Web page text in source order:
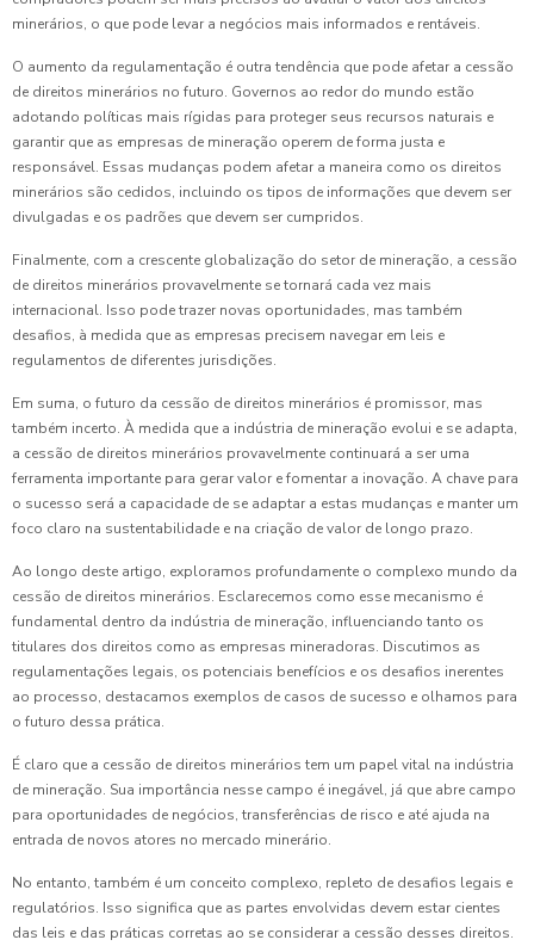
minerários, o que pode levar a negócios mais informados e rentáveis.
O aumento da regulamentação é outra tendência que pode afetar a cessão
de direitos minerários no futuro. Governos ao redor do mundo estão
adotando políticas mais rígidas para proteger seus recursos naturais e
garantir que as empresas de mineração operem de forma justa e
responsável. Essas mudanças podem afetar a maneira como os direitos
minerários são cedidos, incluindo os tipos de informações que devem ser
divulgadas e os padrões que devem ser cumpridos.
Finalmente, com a crescente globalização do setor de mineração, a cessão
de direitos minerários provavelmente se tornará cada vez mais
internacional. Isso pode trazer novas oportunidades, mas também
desafios, à medida que as empresas precisem navegar em leis e
regulamentos de diferentes jurisdições.
Em suma, o futuro da cessão de direitos minerários é promissor, mas
também incerto. À medida que a indústria de mineração evolui e se adapta,
a cessão de direitos minerários provavelmente continuará a ser uma
ferramenta importante para gerar valor e fomentar a inovação. A chave para
o sucesso será a capacidade de se adaptar a estas mudanças e manter um
foco claro na sustentabilidade e na criação de valor de longo prazo.
Ao longo deste artigo, exploramos profundamente o complexo mundo da
cessão de direitos minerários. Esclarecemos como esse mecanismo é
fundamental dentro da indústria de mineração, influenciando tanto os
titulares dos direitos como as empresas mineradoras. Discutimos as
regulamentações legais, os potenciais benefícios e os desafios inerentes
ao processo, destacamos exemplos de casos de sucesso e olhamos para
o futuro dessa prática.
É claro que a cessão de direitos minerários tem um papel vital na indústria
de mineração. Sua importância nesse campo é inegável, já que abre campo
para oportunidades de negócios, transferências de risco e até ajuda na
entrada de novos atores no mercado minerário.
No entanto, também é um conceito complexo, repleto de desafios legais e
regulatórios. Isso significa que as partes envolvidas devem estar cientes
das leis e das práticas corretas ao se considerar a cessão desses direitos.